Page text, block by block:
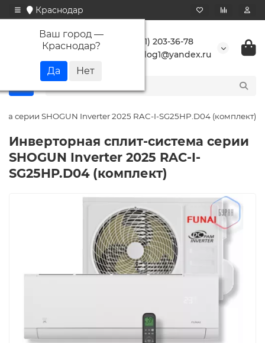
Краснодар
Ваш город —
Краснодар?
+7 (861) 203-36-78
buranlog1@yandex.ru
серии SHOGUN Inverter 2025 RAC-I-SG25HP.D04 (комплект)
Инверторная сплит-система серии
SHOGUN Inverter 2025 RAC-I-
SG25HP.D04 (комплект)